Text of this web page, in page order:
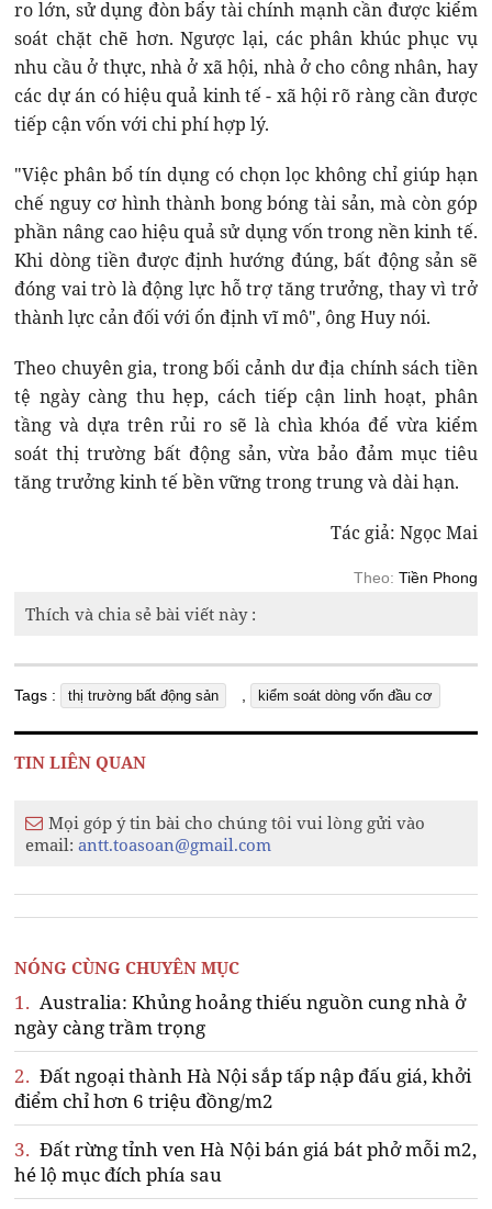
ro lớn, sử dụng đòn bẩy tài chính mạnh cần được kiểm
soát chặt chẽ hơn. Ngược lại, các phân khúc phục vụ
nhu cầu ở thực, nhà ở xã hội, nhà ở cho công nhân, hay
các dự án có hiệu quả kinh tế - xã hội rõ ràng cần được
tiếp cận vốn với chi phí hợp lý.
"Việc phân bổ tín dụng có chọn lọc không chỉ giúp hạn
chế nguy cơ hình thành bong bóng tài sản, mà còn góp
phần nâng cao hiệu quả sử dụng vốn trong nền kinh tế.
Khi dòng tiền được định hướng đúng, bất động sản sẽ
đóng vai trò là động lực hỗ trợ tăng trưởng, thay vì trở
thành lực cản đối với ổn định vĩ mô", ông Huy nói.
Theo chuyên gia, trong bối cảnh dư địa chính sách tiền
tệ ngày càng thu hẹp, cách tiếp cận linh hoạt, phân
tầng và dựa trên rủi ro sẽ là chìa khóa để vừa kiểm
soát thị trường bất động sản, vừa bảo đảm mục tiêu
tăng trưởng kinh tế bền vững trong trung và dài hạn.
Tác giả: Ngọc Mai
Theo: Tiền Phong
Thích và chia sẻ bài viết này :
Tags : thị trường bất động sản kiểm soát dòng vốn đầu cơ
TIN LIÊN QUAN
Mọi góp ý tin bài cho chúng tôi vui lòng gửi vào
email:antt.toasoan@gmail.com
NÓNG CÙNG CHUYÊN MỤC
1. Australia: Khủng hoảng thiếu nguồn cung nhà ở
ngày càng trầm trọng
2. Đất ngoại thành Hà Nội sắp tấp nập đấu giá, khởi
điểm chỉ hơn 6 triệu đồng/m2
3. Đất rừng tỉnh ven Hà Nội bán giá bát phở mỗi m2,
hé lộ mục đích phía sau